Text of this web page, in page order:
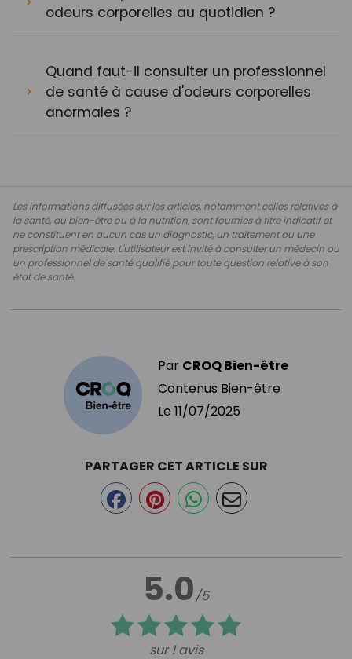
odeurs corporelles au quotidien ?
Quand faut-il consulter un professionnel
de santé à cause d'odeurs corporelles
anormales ?
Les informations diffusées sur les articles, notamment celles relatives à
la santé, au bien-être ou à la nutrition, sont fournies à titre indicatif et
ne constituent en aucun cas un diagnostic, un traitement ou une
prescription médicale. L'utilisateur est invité à consulter un médecin ou
un professionnel de santé qualifié pour toute question relative à son
état de santé.
Par CROQ Bien-être
Contenus Bien-être
Le 11/07/2025
5.0/5
sur 1 avis
PARTAGER CET ARTICLE SUR